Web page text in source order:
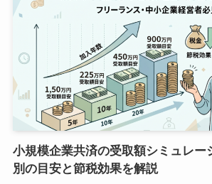
小規模企業共済の受取額シミュレー
別の目安と節税効果を解説